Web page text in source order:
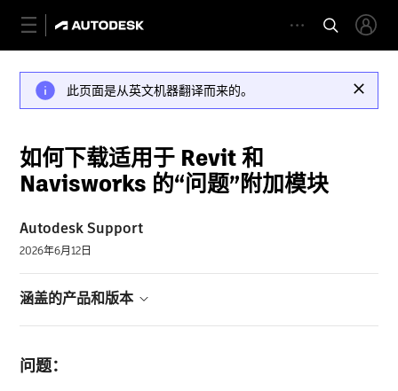
此页面是从英文机器翻译而来的。
如何下载适用于 Revit 和
Navisworks 的“问题”附加模块
Autodesk Support
2026年6月12日
涵盖的产品和版本
问题：